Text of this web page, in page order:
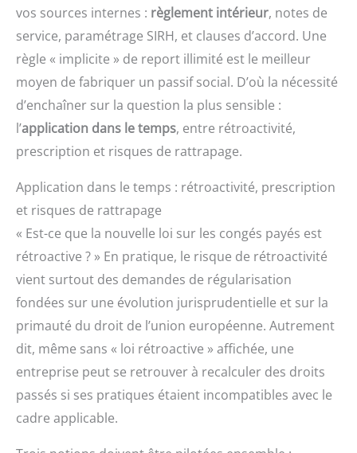
vos sources internes : règlement intérieur, notes de
service, paramétrage SIRH, et clauses d’accord. Une
règle « implicite » de report illimité est le meilleur
moyen de fabriquer un passif social. D’où la nécessité
d’enchaîner sur la question la plus sensible :
l’application dans le temps, entre rétroactivité,
prescription et risques de rattrapage.
Application dans le temps : rétroactivité, prescription
et risques de rattrapage
« Est-ce que la nouvelle loi sur les congés payés est
rétroactive ? » En pratique, le risque de rétroactivité
vient surtout des demandes de régularisation
fondées sur une évolution jurisprudentielle et sur la
primauté du droit de l’union européenne. Autrement
dit, même sans « loi rétroactive » affichée, une
entreprise peut se retrouver à recalculer des droits
passés si ses pratiques étaient incompatibles avec le
cadre applicable.